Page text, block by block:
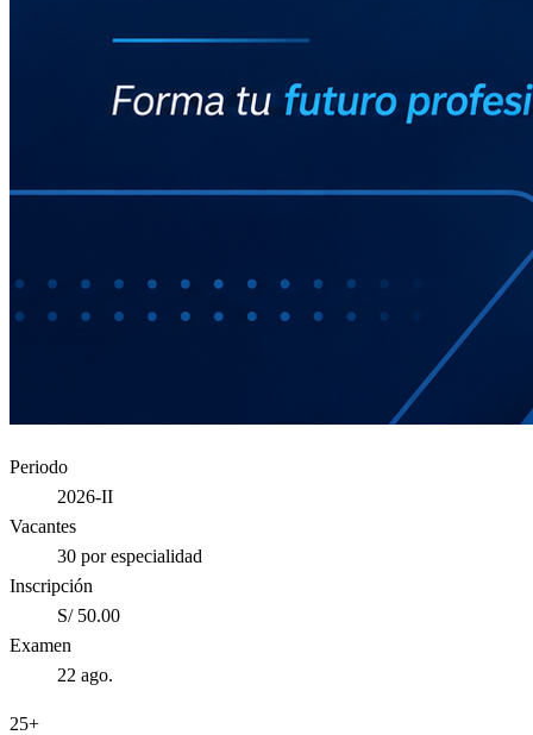
Periodo
2026-II
Vacantes
30 por especialidad
Inscripción
S/ 50.00
Examen
22 ago.
25+